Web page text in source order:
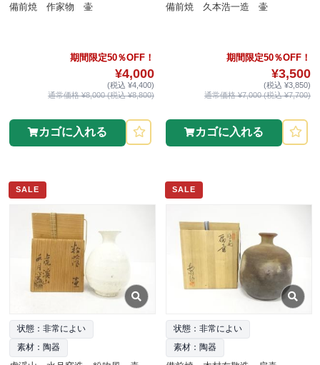
備前焼 作家物 壷
期間限定50％OFF！
¥4,000
(税込 ¥4,400)
通常価格 ¥8,000 (税込 ¥8,800)
カゴに入れる
備前焼 久本浩一造 壷
期間限定50％OFF！
¥3,500
(税込 ¥3,850)
通常価格 ¥7,000 (税込 ¥7,700)
カゴに入れる
SALE
状態：非常によい
素材：陶器
SALE
状態：非常によい
素材：陶器